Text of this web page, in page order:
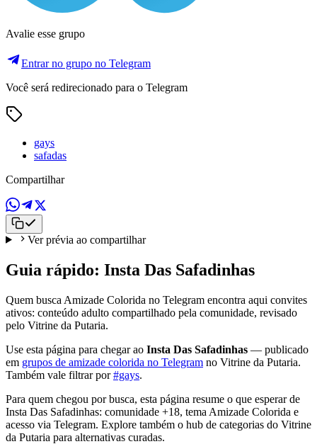
Avalie esse grupo
Entrar no grupo no Telegram
Você será redirecionado para o Telegram
gays
safadas
Compartilhar
Ver prévia ao compartilhar
Guia rápido: Insta Das Safadinhas
Quem busca Amizade Colorida no Telegram encontra aqui convites
ativos: conteúdo adulto compartilhado pela comunidade, revisado
pelo Vitrine da Putaria.
Use esta página para chegar ao Insta Das Safadinhas — publicado
em grupos de amizade colorida no Telegram no Vitrine da Putaria.
Também vale filtrar por#gays.
Para quem chegou por busca, esta página resume o que esperar de
Insta Das Safadinhas: comunidade +18, tema Amizade Colorida e
acesso via Telegram. Explore também o hub de categorias do Vitrine
da Putaria para alternativas curadas.